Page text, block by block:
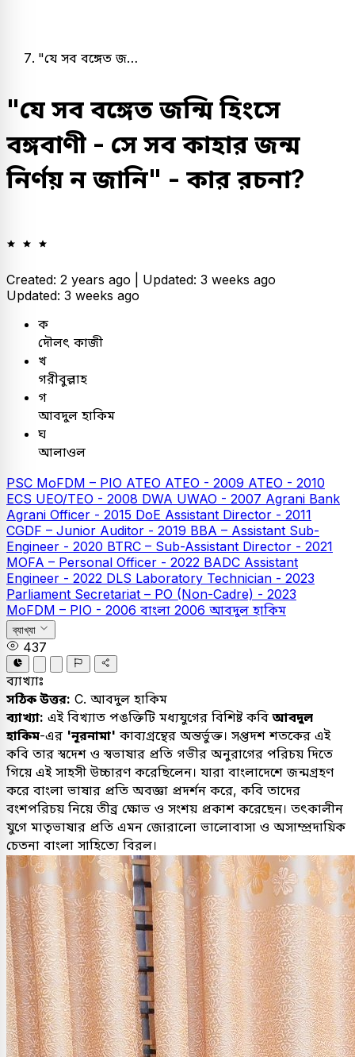
"যে সব বঙ্গেত জ…
"যে সব বঙ্গেত জন্মি হিংসে
বঙ্গবাণী - সে সব কাহার জন্ম
নির্ণয় ন জানি" - কার রচনা?
Created: 2 years ago | Updated: 3 weeks ago
Updated: 3 weeks ago
ক
দৌলৎ কাজী
খ
গরীবুল্লাহ
গ
আবদুল হাকিম
ঘ
আলাওল
PSC MoFDM – PIO ATEO ATEO - 2009 ATEO - 2010
ECS UEO/TEO - 2008 DWA UWAO - 2007 Agrani Bank
Agrani Officer - 2015 DoE Assistant Director - 2011
CGDF – Junior Auditor - 2019 BBA – Assistant Sub-
Engineer - 2020 BTRC – Sub-Assistant Director - 2021
MOFA – Personal Officer - 2022 BADC Assistant
Engineer - 2022 DLS Laboratory Technician - 2023
Parliament Secretariat – PO (Non-Cadre) - 2023
MoFDM – PIO - 2006 বাংলা 2006 আবদুল হাকিম
ব্যাখ্যা
437
ব্যাখ্যাঃ
সঠিক উত্তর: C. আবদুল হাকিম
ব্যাখ্যা: এই বিখ্যাত পঙক্তিটি মধ্যযুগের বিশিষ্ট কবিআবদুল
হাকিম-এর 'নূরনামা' কাব্যগ্রন্থের অন্তর্ভুক্ত। সপ্তদশ শতকের এই
কবি তার স্বদেশ ও স্বভাষার প্রতি গভীর অনুরাগের পরিচয় দিতে
গিয়ে এই সাহসী উচ্চারণ করেছিলেন। যারা বাংলাদেশে জন্মগ্রহণ
করে বাংলা ভাষার প্রতি অবজ্ঞা প্রদর্শন করে, কবি তাদের
বংশপরিচয় নিয়ে তীব্র ক্ষোভ ও সংশয় প্রকাশ করেছেন। তৎকালীন
যুগে মাতৃভাষার প্রতি এমন জোরালো ভালোবাসা ও অসাম্প্রদায়িক
চেতনা বাংলা সাহিত্যে বিরল।